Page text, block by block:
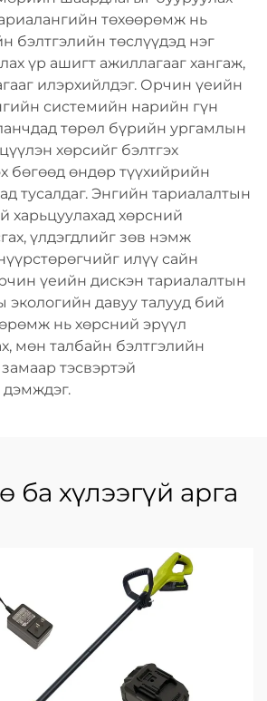
төхөөрөмж нь
бэлтгэлийн төслүүдэд нэг
үр ашигт ажиллагааг хангаж,
илэрхийлдэг. Орчин үеийн
системийн нарийн гүн
төрөл бүрийн ургамлын
хөрсийг бэлтгэх
бөгөөд өндөр түүхийрийн
тусалдаг. Энгийн тариалалтын
харьцуулахад хөрсний
үлдэгдлийг зөв нэмж
илүү сайн
үеийн дискэн тариалалтын
экологийн давуу талууд бий
нь хөрсний эрүүл
мөн талбайн бэлтгэлийн
тэсвэртэй
ба хүлээгүй арга